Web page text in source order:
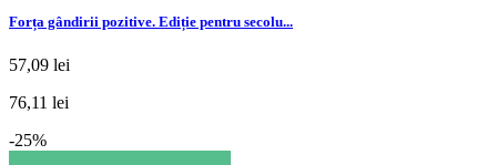
Forța gândirii pozitive. Ediție pentru secolu...
57,09 lei
76,11 lei
-25%